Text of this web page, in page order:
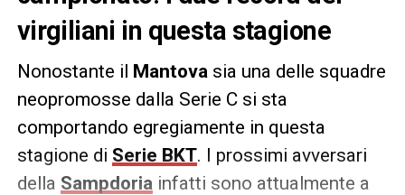
virgiliani in questa stagione
Nonostante il Mantova sia una delle squadre
neopromosse dalla Serie C si sta
comportando egregiamente in questa
stagione di Serie BKT. I prossimi avversari
della Sampdoriainfatti sono attualmente a